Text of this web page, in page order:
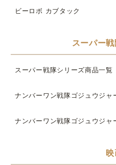
ビーロボ カブタック
スーパー
スーパー戦隊シリーズ商品一覧
ナンバーワン戦隊ゴジュウジャ
ナンバーワン戦隊ゴジュウジャ